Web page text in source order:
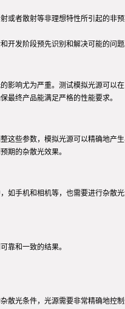
者散射等非理想特性所引起的非
开发阶段预先识别和解决可能的问题
响尤为严重。测试模拟光源可以
最终产品能满足严格的性能要求。
些参数，模拟光源可以精确地产生
期的杂散光效果。
手机和相机等，也需要进行杂散光
靠和一致的结果。
光条件，光源需要非常精确地控